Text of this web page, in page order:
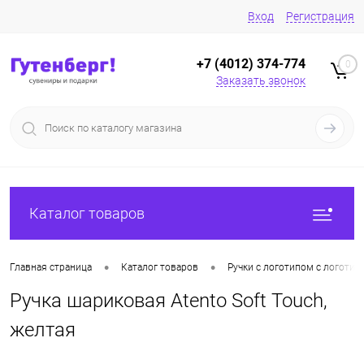
Вход Регистрация
+7 (4012) 374-774
Заказать звонок
0
Каталог товаров
Главная страница • Каталог товаров • Ручки с логотипом с
Ручка шариковая Atento Soft Touch,
желтая